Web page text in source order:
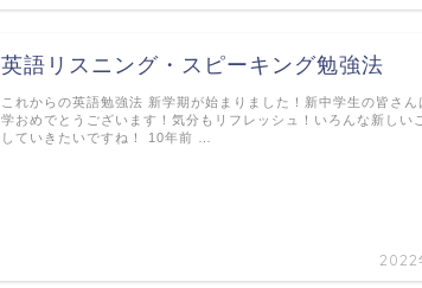
英語リスニング・スピーキング勉強法
2022
これからの英語勉強法 新学期が始まりました！新中学生の皆さん
学おめでとうございます！気分もリフレッシュ！いろんな新しい
していきたいですね！ 10年前 …